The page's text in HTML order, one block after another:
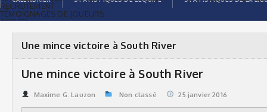
RECRUTEMENT
TÉMOIGNAGES DE JOUEURS
ACCUEIL
GALERIE PHOTOS
STATISTIQUES
ORGANISATION
CALENDRIER
COMMANDITAIRES
STATISTIQUES DE LA LIGUE
Une mince victoire à South River
Une mince victoire à South River
Maxime G. Lauzon Non classé 25.janvier 2016